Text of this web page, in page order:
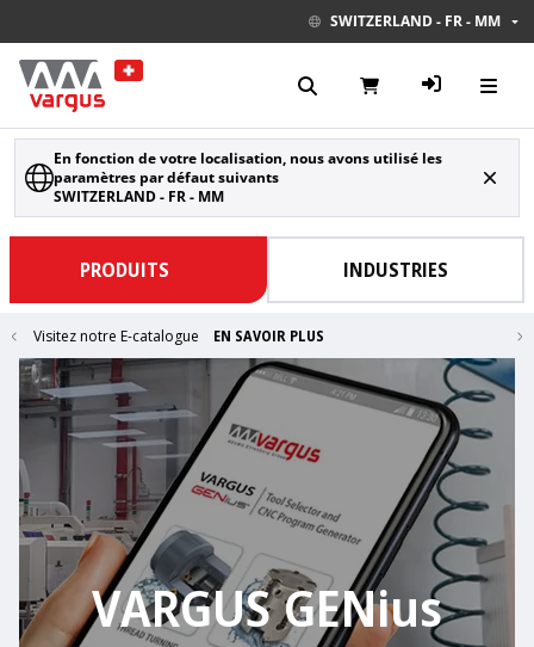
SWITZERLAND - FR - MM
En fonction de votre localisation, nous avons utilisé les
paramètres par défaut suivants
SWITZERLAND - FR - MM
PRODUITS INDUSTRIES
Visitez notre E-catalogue EN SAVOIR PLUS
VARGUS GENius